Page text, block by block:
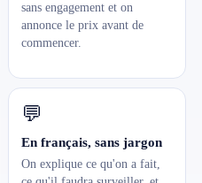
sans engagement et on
annonce le prix avant de
commencer.
💬
En français, sans jargon
On explique ce qu'on a fait,